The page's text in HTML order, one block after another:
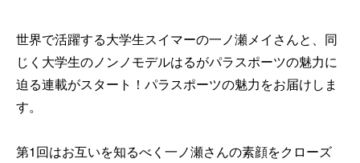
世界で活躍する大学生スイマーの一ノ瀬メイさんと、同
じく大学生のノンノモデルはるがパラスポーツの魅力に
迫る連載がスタート！パラスポーツの魅力をお届けしま
す。
第1回はお互いを知るべく一ノ瀬さんの素顔をクローズ